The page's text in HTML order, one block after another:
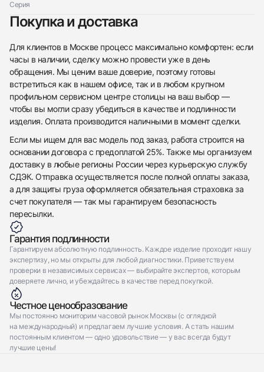
Серия
Покупка и доставка
Для клиентов в Москве процесс максимально комфортен: если
часы в наличии, сделку можно провести уже в день
обращения. Мы ценим ваше доверие, поэтому готовы
встретиться как в нашем офисе, так и в любом крупном
профильном сервисном центре столицы на ваш выбор —
чтобы вы могли сразу убедиться в качестве и подлинности
изделия. Оплата производится наличными в момент сделки.
Если мы ищем для вас модель под заказ, работа строится на
основании договора с предоплатой 25%. Также мы организуем
доставку в любые регионы России через курьерскую службу
СДЭК. Отправка осуществляется после полной оплаты заказа,
а для защиты груза оформляется обязательная страховка за
счет покупателя — так мы гарантируем безопасность
пересылки.
Гарантия подлинности
Гарантируем абсолютную подлинность. Каждое изделие проходит нашу
экспертизу, но мы открыты для любой диагностики. Приветствуем
проверки в независимых сервисах — выбирайте экспертов, которым
доверяете лично, и убеждайтесь в качестве перед покупкой.
Честное ценообразование
Мы постоянно мониторим часовой рынок Москвы (с оглядкой
на международный) и предлагаем лучшие условия. А стать нашим
постоянным клиентом — одно удовольствие — у вас всегда будут
лучшие цены!